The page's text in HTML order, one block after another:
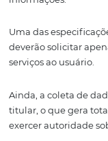
back-office, os
para obter
estratégias
Como
geral